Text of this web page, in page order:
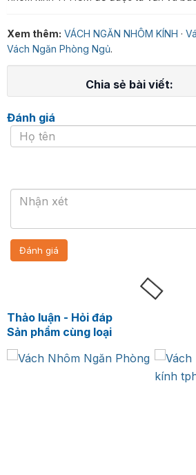
Xem thêm: VÁCH NGĂN NHÔM KÍNH ·
Vách Ngăn Phòng Ngủ.
Chia sẻ bài viết:
Đánh giá
Thảo luận - Hỏi đáp
Sản phẩm cùng loại